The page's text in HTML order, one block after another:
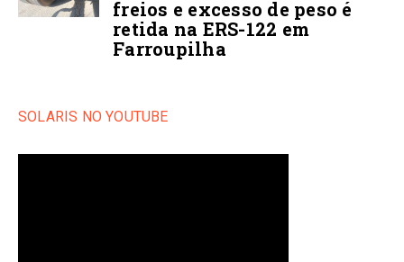
freios e excesso de peso é
retida na ERS-122 em
Farroupilha
SOLARIS NO YOUTUBE